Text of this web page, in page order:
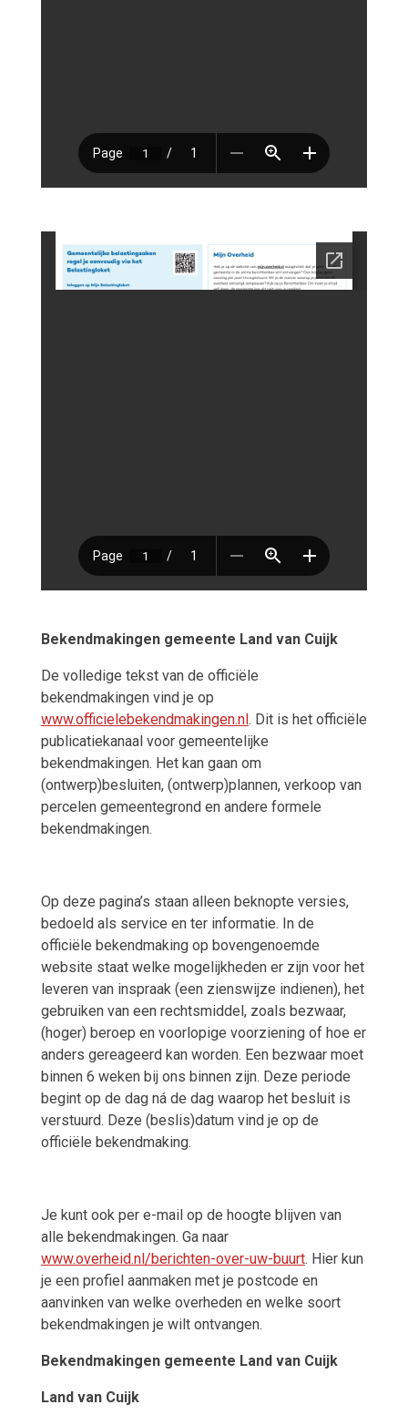
Bekendmakingen gemeente Land van Cuijk
De volledige tekst van de officiële
bekendmakingen vind je op
www.officielebekendmakingen.nl . Dit is het officiële
publicatiekanaal voor gemeentelijke
bekendmakingen. Het kan gaan om
(ontwerp)besluiten, (ontwerp)plannen, verkoop van
percelen gemeentegrond en andere formele
bekendmakingen.
Op deze pagina’s staan alleen beknopte versies,
bedoeld als service en ter informatie. In de
officiële bekendmaking op bovengenoemde
website staat welke mogelijkheden er zijn voor het
leveren van inspraak (een zienswijze indienen), het
gebruiken van een rechtsmiddel, zoals bezwaar,
(hoger) beroep en voorlopige voorziening of hoe er
anders gereageerd kan worden. Een bezwaar moet
binnen 6 weken bij ons binnen zijn. Deze periode
begint op de dag ná de dag waarop het besluit is
verstuurd. Deze (beslis)datum vind je op de
officiële bekendmaking.
Je kunt ook per e-mail op de hoogte blijven van
alle bekendmakingen. Ga naar
www.overheid.nl/berichten-over-uw-buurt. Hier kun
je een profiel aanmaken met je postcode en
aanvinken van welke overheden en welke soort
bekendmakingen je wilt ontvangen.
Bekendmakingen gemeente Land van Cuijk
Land van Cuijk